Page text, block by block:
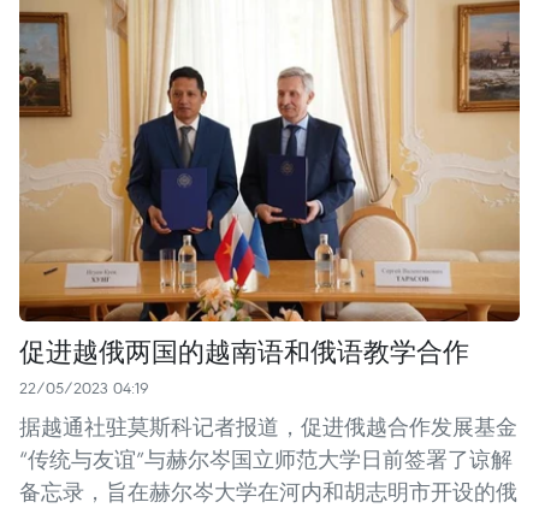
促进越俄两国的越南语和俄语教学合作
22/05/2023 04:19
据越通社驻莫斯科记者报道，促进俄越合作发展基金
“传统与友谊”与赫尔岑国立师范大学日前签署了谅解
备忘录，旨在赫尔岑大学在河内和胡志明市开设的俄